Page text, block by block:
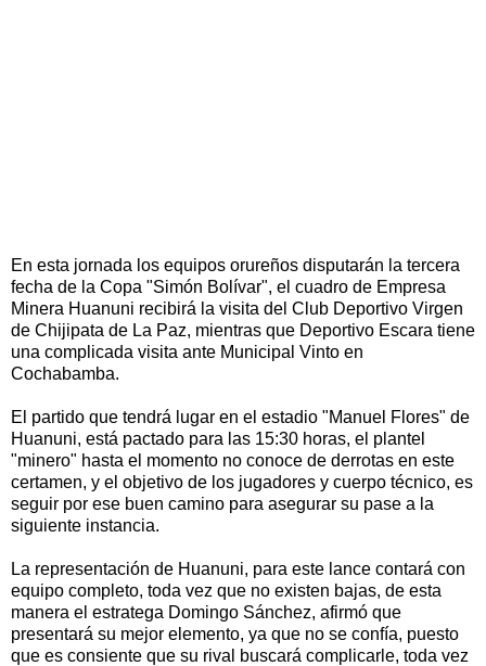
En esta jornada los equipos orureños disputarán la tercera
fecha de la Copa "Simón Bolívar", el cuadro de Empresa
Minera Huanuni recibirá la visita del Club Deportivo Virgen
de Chijipata de La Paz, mientras que Deportivo Escara tiene
una complicada visita ante Municipal Vinto en
Cochabamba.
El partido que tendrá lugar en el estadio "Manuel Flores" de
Huanuni, está pactado para las 15:30 horas, el plantel
"minero" hasta el momento no conoce de derrotas en este
certamen, y el objetivo de los jugadores y cuerpo técnico, es
seguir por ese buen camino para asegurar su pase a la
siguiente instancia.
La representación de Huanuni, para este lance contará con
equipo completo, toda vez que no existen bajas, de esta
manera el estratega Domingo Sánchez, afirmó que
presentará su mejor elemento, ya que no se confía, puesto
que es consiente que su rival buscará complicarle, toda vez